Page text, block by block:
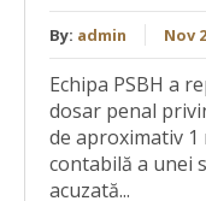
By: admin Nov
Echipa PSBH a
dosar penal
de aproximativ 1
contabilă a unei
acuzată...